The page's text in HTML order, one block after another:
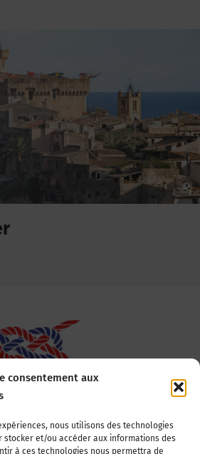
consentement aux
nous utilisons des technologies
et/ou accéder aux informations des
à ces technologies nous permettra de
des Elus des Littoraux
la Tour-Maubourg